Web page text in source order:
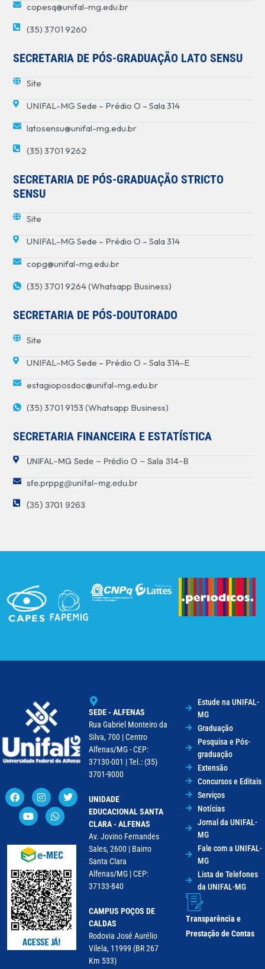
copesq@unifal-mg.edu.br
(35) 3701 9260
SECRETARIA DE PÓS-GRADUAÇÃO LATO SENSU
Site
UNIFAL-MG Sede – Prédio O – Sala 314
latosensu@unifal-mg.edu.br
(35) 3701 9262
SECRETARIA DE PÓS-GRADUAÇÃO STRICTO
SENSU
Site
UNIFAL-MG Sede – Prédio O – Sala 314
copg@unifal-mg.edu.br
(35) 3701 9264 (Whatsapp Business)
SECRETARIA DE PÓS-DOUTORADO
Site
UNIFAL-MG Sede – Prédio O – Sala 314-E
estagioposdoc@unifal-mg.edu.br
(35) 3701 9153 (Whatsapp Business)
SECRETARIA FINANCEIRA E ESTATÍSTICA
UNIFAL-MG Sede – Prédio O – Sala 314-B
sfe.prppg@unifal-mg.edu.br
(35) 3701 9263
SEDE - ALFENAS
Rua Gabriel Monteiro da
Silva, 700 | Centro
Alfenas/MG - CEP:
37130-001 | Tel.: (35)
3701-9000
UNIDADE
EDUCACIONAL SANTA
CLARA - ALFENAS
Av. Jovino Fernandes
Sales, 2600 | Bairro
Santa Clara
Alfenas/MG | CEP:
37133-840
CAMPUS POÇOS DE
CALDAS
Rodovia José Aurélio
Vilela, 11999 (BR 267
Km 533)
Estude na UNIFAL-
MG
Graduação
Pesquisa e Pós-
graduação
Extensão
Concursos e Editais
Serviços
Notícias
Jornal da UNIFAL-
MG
Fale com a UNIFAL-
MG
Lista de Telefones
da UNIFAL-MG
Transparência e
Prestação de Contas